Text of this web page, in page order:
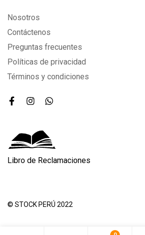
Nosotros
Contáctenos
Preguntas frecuentes
Políticas de privacidad
Términos y condiciones
Libro de Reclamaciones
© STOCK PERÚ 2022